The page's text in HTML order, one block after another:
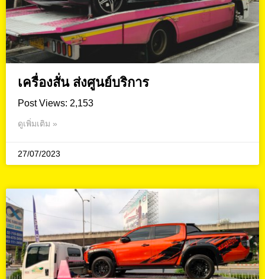
เครื่องสั่น ส่งศูนย์บริการ
Post Views: 2,153
ดูเพิ่มเติม »
27/07/2023